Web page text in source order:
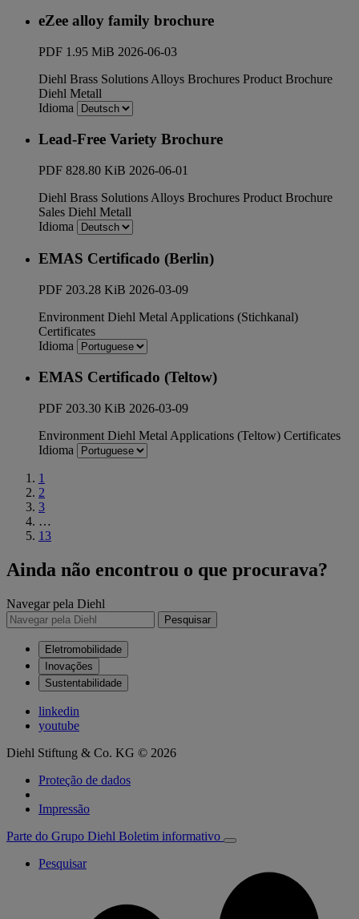
eZee alloy family brochure
PDF 1.95 MiB 2026-06-03
Diehl Brass Solutions Alloys Brochures Product Brochure
Diehl Metall
Idioma
Lead-Free Variety Brochure
PDF 828.80 KiB 2026-06-01
Diehl Brass Solutions Alloys Brochures Product Brochure
Sales Diehl Metall
Idioma
EMAS Certificado (Berlin)
PDF 203.28 KiB 2026-03-09
Environment Diehl Metal Applications (Stichkanal)
Certificates
Idioma
EMAS Certificado (Teltow)
PDF 203.30 KiB 2026-03-09
Environment Diehl Metal Applications (Teltow) Certificates
Idioma
1
2
3
…
13
Ainda não encontrou o que procurava?
Navegar pela Diehl
Pesquisar
Eletromobilidade
Inovações
Sustentabilidade
linkedin
youtube
Diehl Stiftung & Co. KG © 2026
Proteção de dados
Impressão
Parte do Grupo Diehl Boletim informativo
Pesquisar